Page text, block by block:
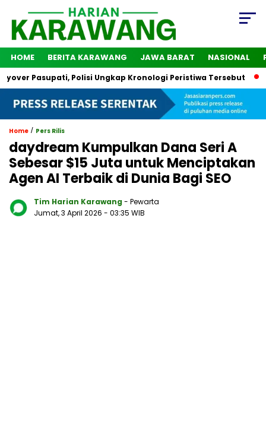
HOME BERITA KARAWANG JAWA BARAT NASIONAL
Pasupati, Polisi Ungkap Kronologi Peristiwa Tersebut 2
Home / Pers Rilis
daydream Kumpulkan Dana Seri A
Sebesar $15 Juta untuk Menciptakan
Agen AI Terbaik di Dunia Bagi SEO
Tim Harian Karawang - Pewarta
Jumat, 3 April 2026 - 03:35 WIB